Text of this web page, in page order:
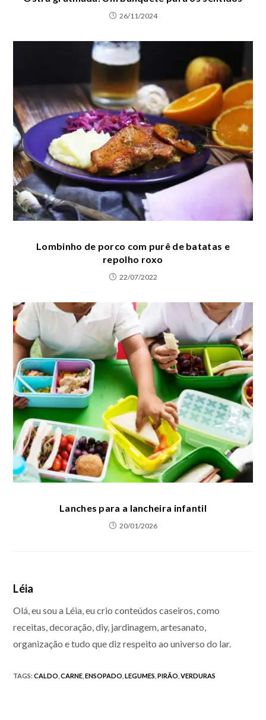
26/11/2024
Lombinho de porco com purê de batatas e
repolho roxo
22/07/2022
Lanches para a lancheira infantil
20/01/2026
Léia
Olá, eu sou a Léia, eu crio conteúdos caseiros, como
receitas, decoração, diy, jardinagem, artesanato,
organização e tudo que diz respeito ao universo do lar.
TAGS:CALDO CARNE ENSOPADO LEGUMES PIRÃO VERDURAS